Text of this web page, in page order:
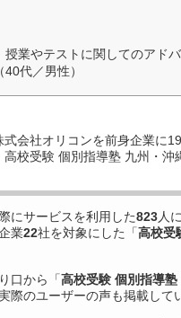
業やテストに関してのアド
代／男性）
会社オリコンを前身企業に
校受験 個別指導塾 九州・
にサービスを利用した823人
業22社を対象にした「高校受
口から「高校受験 個別指導
際のユーザーの声も掲載して